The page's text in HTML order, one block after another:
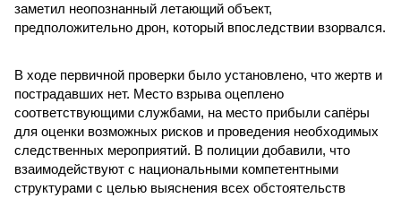
заметил неопознанный летающий объект,
предположительно дрон, который впоследствии взорвался.
В ходе первичной проверки было установлено, что жертв и
пострадавших нет. Место взрыва оцеплено
соответствующими службами, на место прибыли сапёры
для оценки возможных рисков и проведения необходимых
следственных мероприятий. В полиции добавили, что
взаимодействуют с национальными компетентными
структурами с целью выяснения всех обстоятельств